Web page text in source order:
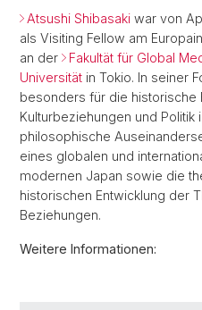
Atsushi Shibasaki war von
als Visiting Fellow am
an der
Fakultät für Global
Universität in Tokio. In seiner
besonders für die historische
Kulturbeziehungen und Politik
philosophische
eines globalen und
modernen Japan sowie die
historischen Entwicklung der
Beziehungen.
Weitere Informationen: